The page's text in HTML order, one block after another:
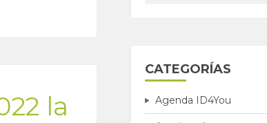
la
CATEGORÍAS
Agenda ID4You